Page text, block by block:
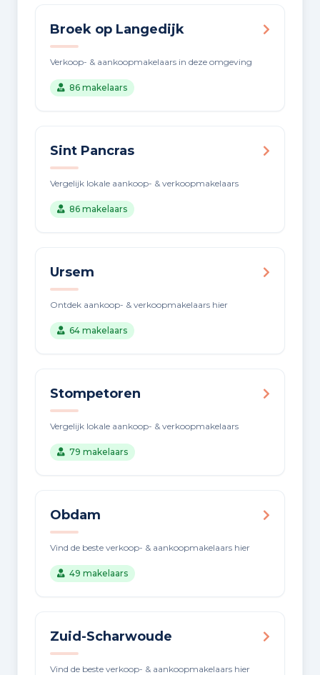
Broek op Langedijk
Verkoop- & aankoopmakelaars in deze omgeving
86 makelaars
Sint Pancras
Vergelijk lokale aankoop- & verkoopmakelaars
86 makelaars
Ursem
Ontdek aankoop- & verkoopmakelaars hier
64 makelaars
Stompetoren
Vergelijk lokale aankoop- & verkoopmakelaars
79 makelaars
Obdam
Vind de beste verkoop- & aankoopmakelaars hier
49 makelaars
Zuid-Scharwoude
Vind de beste verkoop- & aankoopmakelaars hier